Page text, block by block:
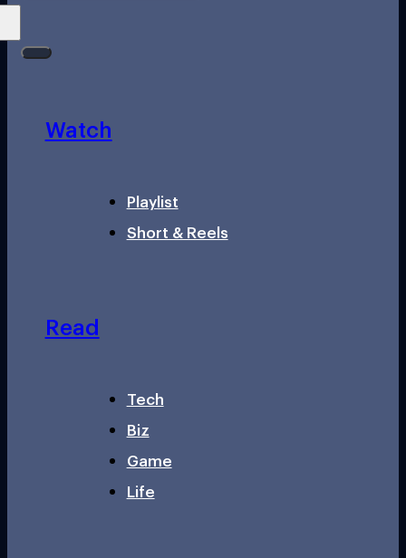
Watch
Playlist
Short & Reels
Read
Tech
Biz
Game
Life